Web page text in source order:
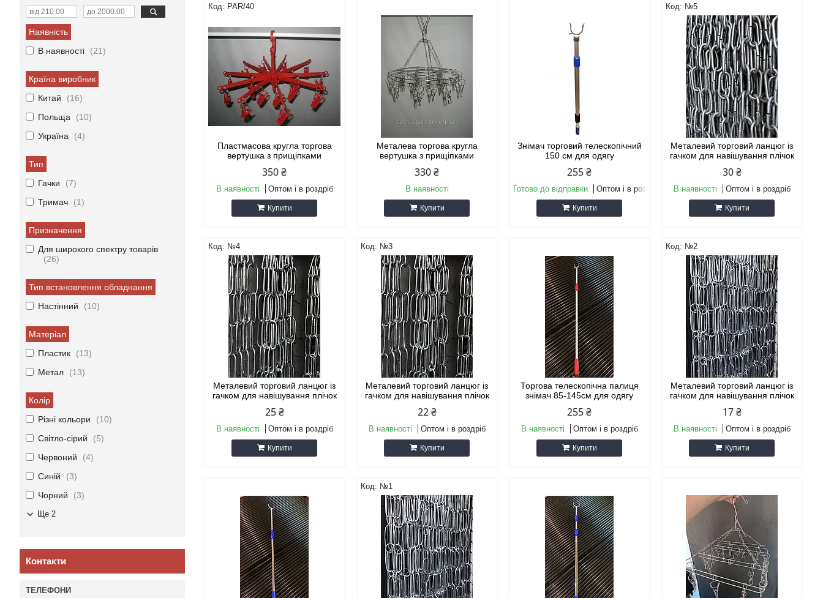
PAR/40
Пластмасова кругла торгова
вертушка з прищіпками
350 ₴
В наявності Оптом і в роздріб
Купити
Металева торгова кругла
вертушка з прищіпками
330 ₴
В наявності
Купити
Знімач торговий телескопічний
150 см для одягу
255 ₴
Готово до відправки Оптом і в роздріб
Купити
№5
Металевий торговий ланцюг із
гачком для навішування плічок
30 ₴
В наявності Оптом і в роздріб
Купити
№4
Металевий торговий ланцюг із
гачком для навішування плічок
25 ₴
В наявності Оптом і в роздріб
Купити
№3
Металевий торговий ланцюг із
гачком для навішування плічок
22 ₴
В наявності Оптом і в роздріб
Купити
Торгова телескопічна палиця
знімач 85-145см для одягу
255 ₴
В наявності Оптом і в роздріб
Купити
№2
Металевий торговий ланцюг із
гачком для навішування плічок
17 ₴
В наявності Оптом і в роздріб
Купити
№1
Наявність
В наявності
21
Країна виробник
Китай
16
Польща
10
Україна
4
Тип
Гачки
7
Тримач
1
Призначення
Для широкого спектру товарів
26
Тип встановлення обладнання
Настінний
10
Матеріал
Пластик
13
Метал
13
Колір
Різні кольори
10
Світло-сірий
5
Червоний
4
Синій
3
Чорний
3
Ще 2
Контакти